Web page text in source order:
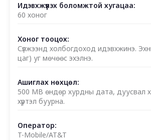
Идэвхжүүлэх боломжтой хугацаа:
60 хоног
Хоног тооцох:
Сүлжээнд холбогдоход идэвхжинэ.
цаг) уг мөчөөс эхэлнэ.
Ашиглах нөхцөл:
500 MB өндөр хурдны дата, дуусвал
хүртэл буурна.
Оператор:
T-Mobile/AT&T